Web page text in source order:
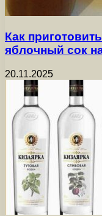
Как
яблочный сок
20.11.2025